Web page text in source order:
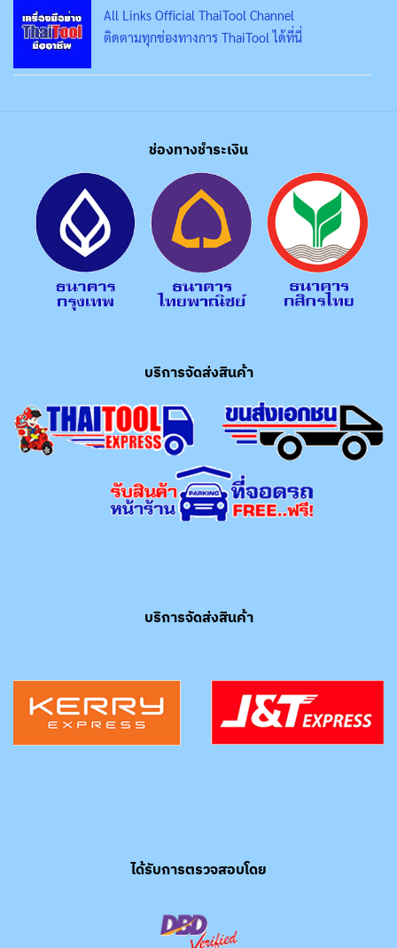
All Links Official ThaiTool Channel
ติดตามทุกช่องทางการ ThaiTool ได้ที่นี่
ช่องทางชำระเงิน
บริการจัดส่งสินค้า
บริการจัดส่งสินค้า
ได้รับการตรวจสอบโดย